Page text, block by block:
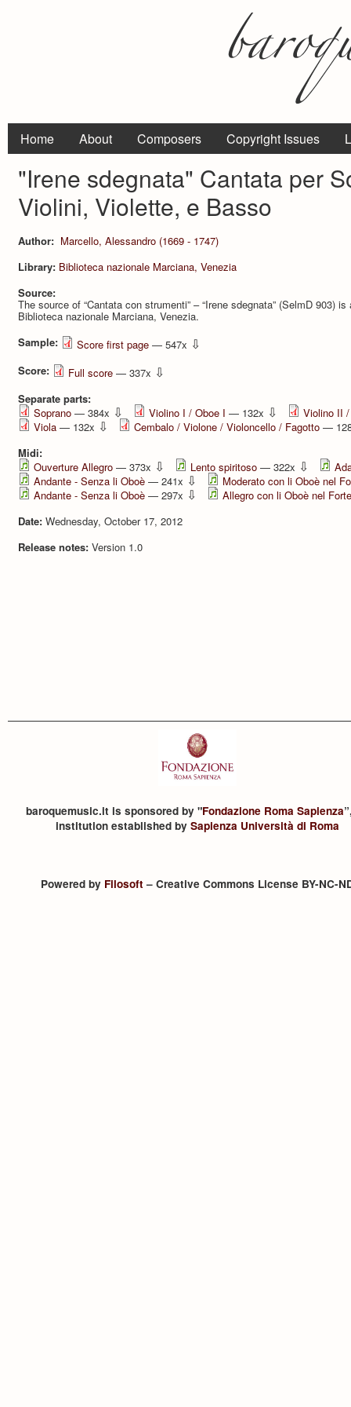
Home About Composers Copyright Issues
"Irene sdegnata" Cantata per
Violini, Violette, e Basso
Author: Marcello, Alessandro (1669 - 1747)
Library: Biblioteca nazionale Marciana, Venezia
Source:
The source of “Cantata con strumenti” – “Irene sdegnata” (SelmD 903)
Biblioteca nazionale Marciana, Venezia.
Sample:
Score first page — 547x ⇩
Score: Full score — 337x ⇩
Separate parts:
Soprano — 384x ⇩ Violino I / Oboe I — 132x ⇩
Violino II
Viola — 132x ⇩ Cembalo / Violone / Violoncello / Fagotto —
Midi:
Ouverture Allegro — 373x ⇩ Lento spiritoso — 322x ⇩
Andante - Senza li Oboè — 241x ⇩
Moderato con li Oboè nel
Andante - Senza li Oboè — 297x ⇩
Allegro con li Oboè nel
Date: Wednesday, October 17, 2012
Release notes: Version 1.0
baroquemusic.it is sponsored by "Fondazione Roma Sapienza
institution established by Sapienza Università di Roma
Powered by Filosoft– Creative Commons License BY-NC-